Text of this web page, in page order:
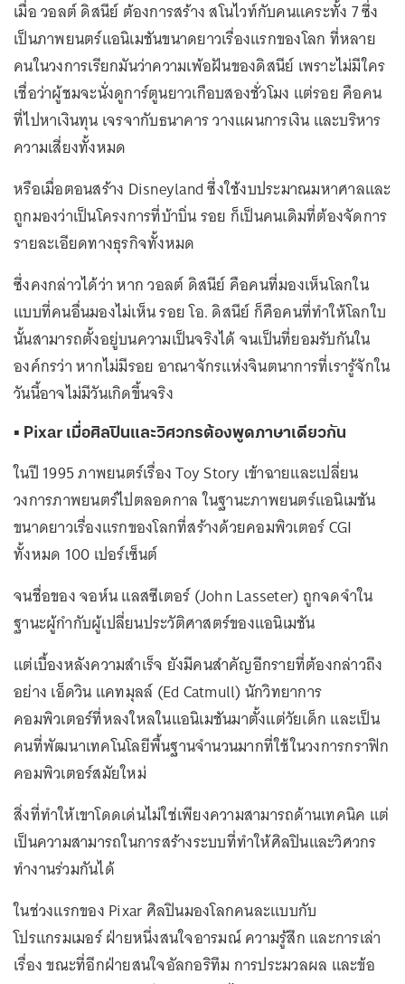
เมื่อ วอลต์ ดิสนีย์ ต้องการสร้าง สโนไวท์กับคนแคระทั้ง 7 ซึ่ง
เป็นภาพยนตร์แอนิเมชันขนาดยาวเรื่องแรกของโลก ที่หลาย
คนในวงการเรียกมันว่าความเพ้อฝันของดิสนีย์ เพราะไม่มีใคร
เชื่อว่าผู้ชมจะนั่งดูการ์ตูนยาวเกือบสองชั่วโมง แต่รอย คือคน
ที่ไปหาเงินทุน เจรจากับธนาคาร วางแผนการเงิน และบริหาร
ความเสี่ยงทั้งหมด
หรือเมื่อตอนสร้าง Disneyland ซึ่งใช้งบประมาณมหาศาลและ
ถูกมองว่าเป็นโครงการที่บ้าบิ่น รอย ก็เป็นคนเดิมที่ต้องจัดการ
รายละเอียดทางธุรกิจทั้งหมด
ซึ่งคงกล่าวได้ว่า หาก วอลต์ ดิสนีย์ คือคนที่มองเห็นโลกใน
แบบที่คนอื่นมองไม่เห็น รอย โอ. ดิสนีย์ ก็คือคนที่ทำให้โลกใบ
นั้นสามารถตั้งอยู่บนความเป็นจริงได้ จนเป็นที่ยอมรับกันใน
องค์กรว่า หากไม่มีรอย อาณาจักรแห่งจินตนาการที่เรารู้จักใน
วันนี้อาจไม่มีวันเกิดขึ้นจริง
▪️ Pixar เมื่อศิลปินและวิศวกรต้องพูดภาษาเดียวกัน
ในปี 1995 ภาพยนตร์เรื่อง Toy Story เข้าฉายและเปลี่ยน
วงการภาพยนตร์ไปตลอดกาล ในฐานะภาพยนตร์แอนิเมชัน
ขนาดยาวเรื่องแรกของโลกที่สร้างด้วยคอมพิวเตอร์ CGI
ทั้งหมด 100 เปอร์เซ็นต์
จนชื่อของ จอห์น แลสซีเตอร์ (John Lasseter) ถูกจดจำใน
ฐานะผู้กำกับผู้เปลี่ยนประวัติศาสตร์ของแอนิเมชัน
แต่เบื้องหลังความสำเร็จ ยังมีคนสำคัญอีกรายที่ต้องกล่าวถึง
อย่าง เอ็ดวิน แคทมุลล์ (Ed Catmull) นักวิทยาการ
คอมพิวเตอร์ที่หลงใหลในแอนิเมชันมาตั้งแต่วัยเด็ก และเป็น
คนที่พัฒนาเทคโนโลยีพื้นฐานจำนวนมากที่ใช้ในวงการกราฟิก
คอมพิวเตอร์สมัยใหม่
สิ่งที่ทำให้เขาโดดเด่นไม่ใช่เพียงความสามารถด้านเทคนิค แต่
เป็นความสามารถในการสร้างระบบที่ทำให้ศิลปินและวิศวกร
ทำงานร่วมกันได้
ในช่วงแรกของ Pixar ศิลปินมองโลกคนละแบบกับ
โปรแกรมเมอร์ ฝ่ายหนึ่งสนใจอารมณ์ ความรู้สึก และการเล่า
เรื่อง ขณะที่อีกฝ่ายสนใจอัลกอริทึม การประมวลผล และข้อ